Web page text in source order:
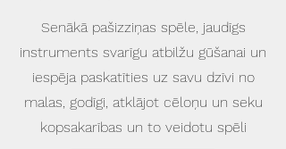
Senākā pašizziņas spēle, jaudīgs
instruments svarīgu atbilžu gūšanai un
iespēja paskatīties uz savu dzīvi no
malas, godīgi, atklājot cēloņu un seku
kopsakarības un to veidotu spēli